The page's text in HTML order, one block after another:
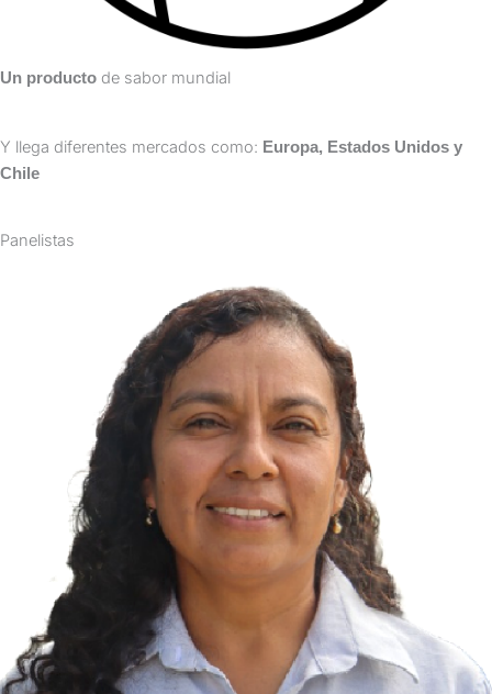
Un producto de sabor mundial
Y llega diferentes mercados como: Europa, Estados Unidos y
Chile
Panelistas